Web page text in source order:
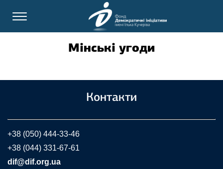
Мінські угоди
Контакти
+38 (050) 444-33-46
+38 (044) 331-67-61
dif@dif.org.ua